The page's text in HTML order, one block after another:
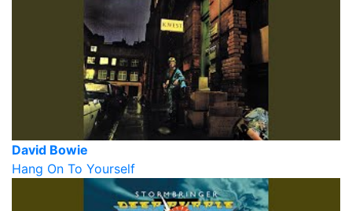
David Bowie
Hang On To Yourself